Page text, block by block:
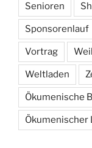
Senioren
Sponsorenlauf
Vortrag
Weltladen
Ökumenische
Ökumenischer